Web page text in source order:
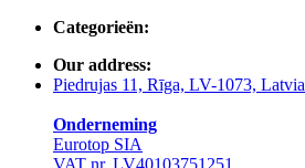
Categorieën:
Our address:
Piedrujas 11, Rīga, LV-1073, Latvia
Onderneming
Eurotop SIA
VAT nr. LV40103751251